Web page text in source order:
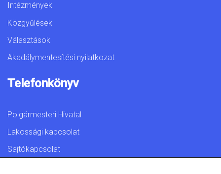
Intézmények
Közgyűlések
Választások
Akadálymentesítési nyilatkozat
Telefonkönyv
Polgármesteri Hivatal
Lakossági kapcsolat
Sajtókapcsolat